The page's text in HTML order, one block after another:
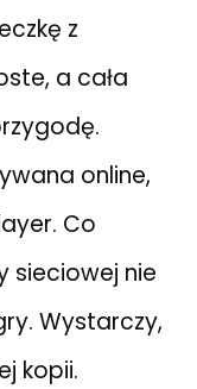
z
a cała
online,
Co
sieciowej nie
Wystarczy,
kopii.